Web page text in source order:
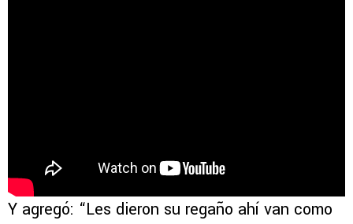
Y agregó: “Les dieron su regaño ahí van como